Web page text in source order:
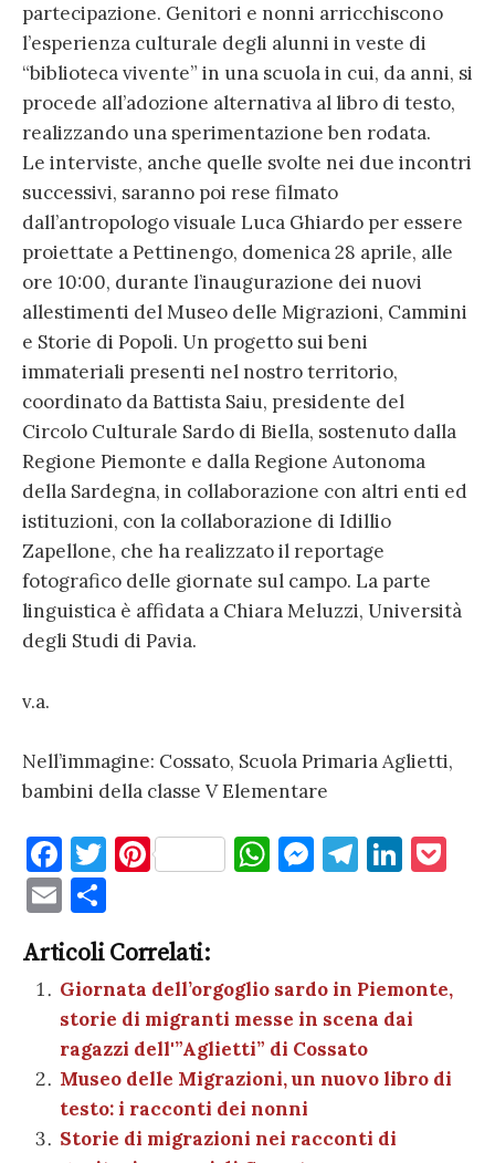
partecipazione. Genitori e nonni arricchiscono
l’esperienza culturale degli alunni in veste di
“biblioteca vivente” in una scuola in cui, da anni, si
procede all’adozione alternativa al libro di testo,
realizzando una sperimentazione ben rodata.
Le interviste, anche quelle svolte nei due incontri
successivi, saranno poi rese filmato
dall’antropologo visuale Luca Ghiardo per essere
proiettate a Pettinengo, domenica 28 aprile, alle
ore 10:00, durante l’inaugurazione dei nuovi
allestimenti del Museo delle Migrazioni, Cammini
e Storie di Popoli. Un progetto sui beni
immateriali presenti nel nostro territorio,
coordinato da Battista Saiu, presidente del
Circolo Culturale Sardo di Biella, sostenuto dalla
Regione Piemonte e dalla Regione Autonoma
della Sardegna, in collaborazione con altri enti ed
istituzioni, con la collaborazione di Idillio
Zapellone, che ha realizzato il reportage
fotografico delle giornate sul campo. La parte
linguistica è affidata a Chiara Meluzzi, Università
degli Studi di Pavia.
v.a.
Nell’immagine: Cossato, Scuola Primaria Aglietti,
bambini della classe V Elementare
F
a
c
e
b
o
o
k
T
te
r
Pi
es
t
W
A
p
p
M
g
er
T
a
m
Li
dI
n
et
E
m
ai
l
n
di
vi
di
Articoli Correlati:
Giornata dell’orgoglio sardo in Piemonte,
storie di migranti messe in scena dai
ragazzi dell'”Aglietti” di Cossato
Museo delle Migrazioni, un nuovo libro di
testo: i racconti dei nonni
Storie di migrazioni nei racconti di